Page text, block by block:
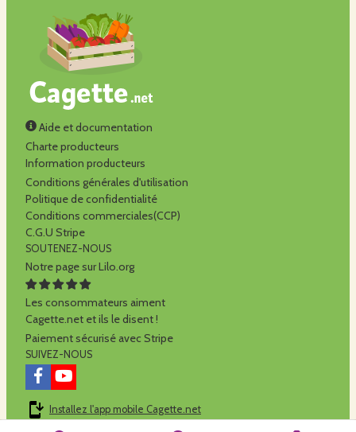
Aide et documentation
Charte producteurs
Information producteurs
Conditions générales d'utilisation
Politique de confidentialité
Conditions commerciales(CCP)
C.G.U Stripe
SOUTENEZ-NOUS
Notre page sur Lilo.org
Les consommateurs aiment
Cagette.net et ils le disent !
Paiement sécurisé avec Stripe
SUIVEZ-NOUS
Installez l'app mobile Cagette.net